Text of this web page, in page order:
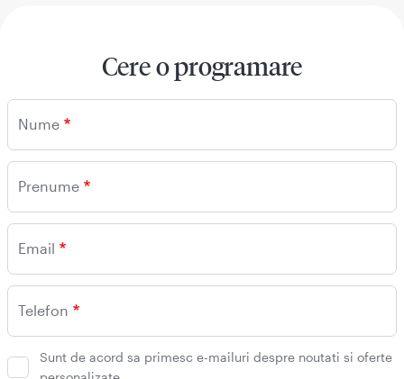
Cere o programare
Nume
Prenume
Email
Telefon
Sunt de acord sa primesc e-mailuri despre noutati si oferte